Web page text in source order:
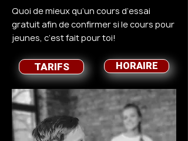
Quoi de mieux qu’un cours d’essai
gratuit afin de confirmer si le cours pour
jeunes, c’est fait pour toi!
TARIFS HORAIRE